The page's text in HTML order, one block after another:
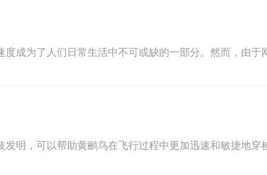
度成为了人们日常生活中不可或缺的一部分。然而，由
明，可以帮助黄鹂鸟在飞行过程中更加迅速和敏捷地穿